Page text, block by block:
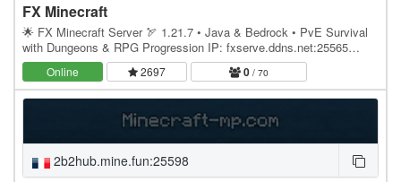
FX Minecraft
🌟 FX Minecraft Server 🏹 1.21.7 • Java & Bedrock • PvE Survival
with Dungeons & RPG Progression IP: fxserve.ddns.net:25565
Website: fxserve.ddns.net Discord:…
Online 2697 0 / 70
2b2hub.mine.fun:25598